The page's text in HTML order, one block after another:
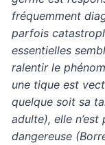
fréquemment
parfois
essentielles
ralentir le
une tique est
quelque soit sa
adulte), elle
dangereuse